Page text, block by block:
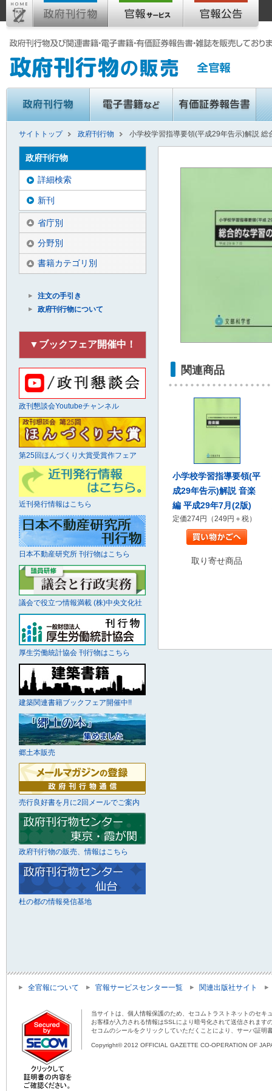
サイトトップ 政府刊行物 小学校学習指導要領(平成29年告示)解説
関連商品
小学校学習指導要領(平
成29年告示)解説 音楽
編 平成29年7月(2版)
定価274円（249円＋税）
取り寄せ商品
政府刊行物
詳細検索
新刊
省庁別
分野別
書籍カテゴリ別
注文の手引き
政府刊行物について
▼ブックフェア開催中！
政刊懇談会Youtubeチャンネル
第25回ほんづくり大賞受賞作フェア
近刊発行情報はこちら
日本不動産研究所 刊行物はこちら
議会で役立つ情報満載 (株)中央文化社
厚生労働統計協会 刊行物はこちら
建築関連書籍ブックフェア開催中!!
郷土本販売
売行良好書を月に2回メールでご案内
政府刊行物の販売、情報はこちら
杜の都の情報発信基地
全官報について 官報サービスセンター一覧 関連出版社サイト
当サイトは、個人情報保護のため、セコムトラストネットのセキ
お客様が入力される情報はSSLにより暗号化されて送信されま
セコムのシールをクリックしていただくことにより、サーバ証明
Copyright© 2012 OFFICIAL GAZETTE CO-OPERATION OF